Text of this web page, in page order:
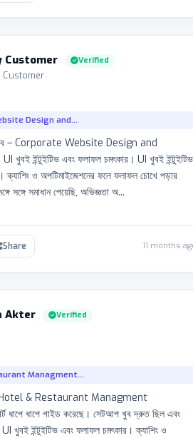
Customer Verified
Customer
Design and...
করব – Corporate Website Design and
ইন্টুইটিভ এবং ফলাফল চমৎকার। UI খুবই ইন্টুইটিভ
ক্যাশিং ও অপটিমাইজেশনের ফলে ফলাফল চোখে পড়ার
সঙ্গে সমাধান পেয়েছি, অভিজ্ঞতা অ...
Share 11 months
Akter Verified
Managment...
– Hotel & Restaurant Managment
ধাপে গাইড করেছে। সেটআপ খুব দ্রুত ছিল এবং
UI খুবই ইন্টুইটিভ এবং ফলাফল চমৎকার। ক্যাশিং ও